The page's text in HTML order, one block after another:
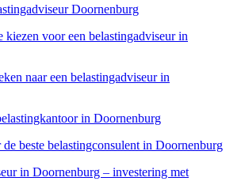
Doornenburg
kiezen voor een belastingadviseur in
naar een belastingadviseur in
in Doornenburg
beste belastingconsulent in Doornenburg
in Doornenburg – investering met